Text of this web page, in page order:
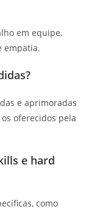
em equipe,
empatia.
e aprimoradas
oferecidos pela
e hard
como